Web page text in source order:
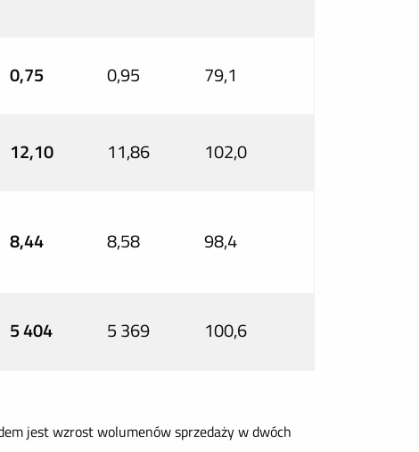
0,75 0,95 79,1
12,10 11,86 102,0
8,44 8,58 98,4
5 404 5 369 100,6
jest wzrost wolumenów sprzedaży w dwóch